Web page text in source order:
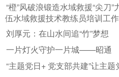
“橙”风破浪锻造水域救援“尖
伍水域救援技术教练员培训工
刘厚元：在山水间追“竹”梦想
一片灯火守护一片城——昭通
“主题党日+ 党支部共建”让主